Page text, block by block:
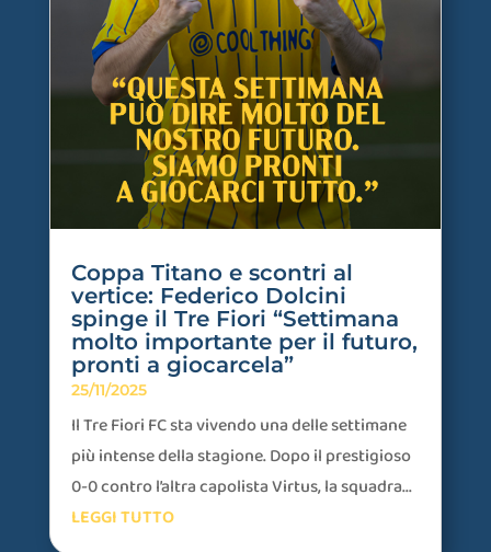
Coppa Titano e scontri al
vertice: Federico Dolcini
spinge il Tre Fiori “Settimana
molto importante per il futuro,
pronti a giocarcela”
25/11/2025
Il Tre Fiori FC sta vivendo una delle settimane
più intense della stagione. Dopo il prestigioso
0-0 contro l’altra capolista Virtus, la squadra...
LEGGI TUTTO